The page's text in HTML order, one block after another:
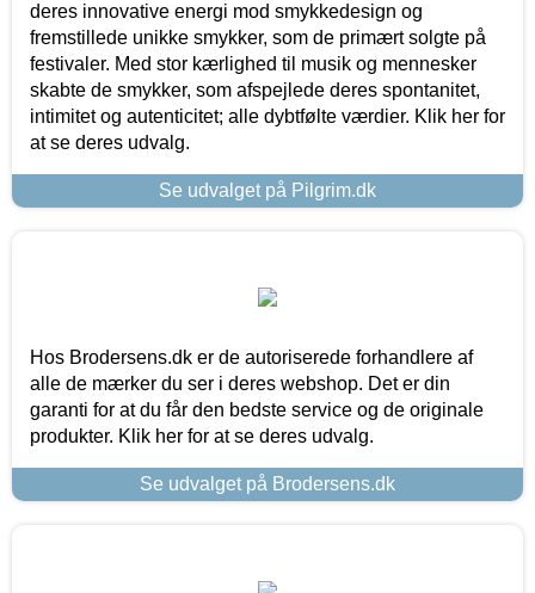
deres innovative energi mod smykkedesign og
fremstillede unikke smykker, som de primært solgte på
festivaler. Med stor kærlighed til musik og mennesker
skabte de smykker, som afspejlede deres spontanitet,
intimitet og autenticitet; alle dybtfølte værdier. Klik her for
at se deres udvalg.
Se udvalget på Pilgrim.dk
Hos Brodersens.dk er de autoriserede forhandlere af
alle de mærker du ser i deres webshop. Det er din
garanti for at du får den bedste service og de originale
produkter. Klik her for at se deres udvalg.
Se udvalget på Brodersens.dk